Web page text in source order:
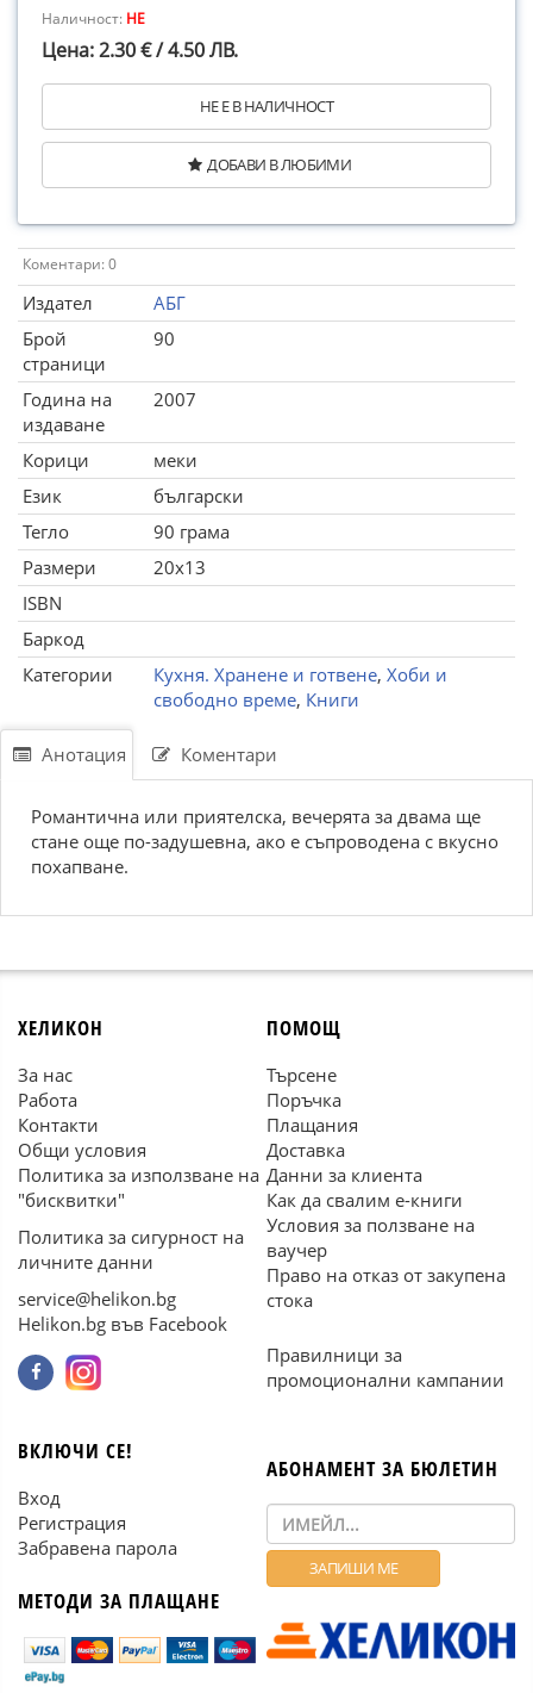
Наличност: НЕ
Цена: 2.30 € / 4.50 ЛВ.
НЕ Е В НАЛИЧНОСТ
ДОБАВИ В ЛЮБИМИ
Коментари: 0
Издател
АБГ
Брой
страници
90
Година на
издаване
2007
Корици
меки
Език
български
Тегло
90 грама
Размери
20x13
ISBN
Баркод
Категории
Кухня. Хранене и готвене, Хоби и
свободно време, Книги
Анотация Коментари
Романтична или приятелска, вечерята за двама ще
стане още по-задушевна, ако е съпроводена с вкусно
похапване.
ХЕЛИКОН
За нас
Работа
Контакти
Общи условия
Политика за използване на
"бисквитки"
Политика за сигурност на
личните данни
service@helikon.bg
Helikon.bg във Facebook
ПОМОЩ
Търсене
Поръчка
Плащания
Доставка
Данни за клиента
Как да свалим е-книги
Условия за ползване на
ваучер
Право на отказ от закупена
стока
Правилници за
промоционални кампании
ВКЛЮЧИ СЕ!
Вход
Регистрация
Забравена парола
МЕТОДИ ЗА ПЛАЩАНЕ
АБОНАМЕНТ ЗА БЮЛЕТИН